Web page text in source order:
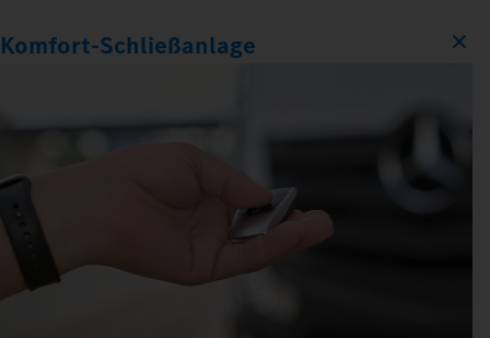
Komfort‑Schließanlage